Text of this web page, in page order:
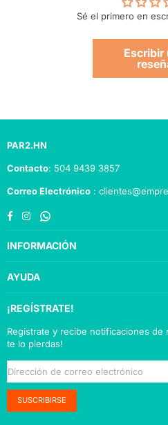
Sé el primero en
Escribir
PAR2.HN
Contacto: 504 9439 3857
Correo Electrónico :
Facebook
InstagramWhatsapp
INFORMACIÓN
AYUDA
¡REGÍSTRATE!
Regístrate y recibe notificaciones de
te lo pierdas!
SUSCRIBIRSE